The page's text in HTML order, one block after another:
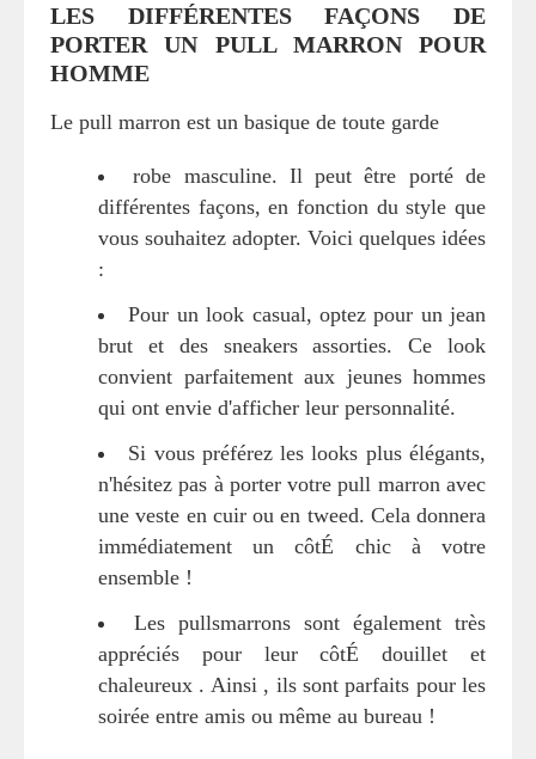
LES DIFFÉRENTES FAÇONS DE
PORTER UN PULL MARRON POUR
HOMME
Le pull marron est un basique de toute garde
robe masculine. Il peut être porté de
différentes façons, en fonction du style que
vous souhaitez adopter. Voici quelques idées
:
Pour un look casual, optez pour un jean
brut et des sneakers assorties. Ce look
convient parfaitement aux jeunes hommes
qui ont envie d'afficher leur personnalité.
Si vous préférez les looks plus élégants,
n'hésitez pas à porter votre pull marron avec
une veste en cuir ou en tweed. Cela donnera
immédiatement un côtÉ chic à votre
ensemble !
Les pullsmarrons sont également très
appréciés pour leur côtÉ douillet et
chaleureux . Ainsi , ils sont parfaits pour les
soirée entre amis ou même au bureau !